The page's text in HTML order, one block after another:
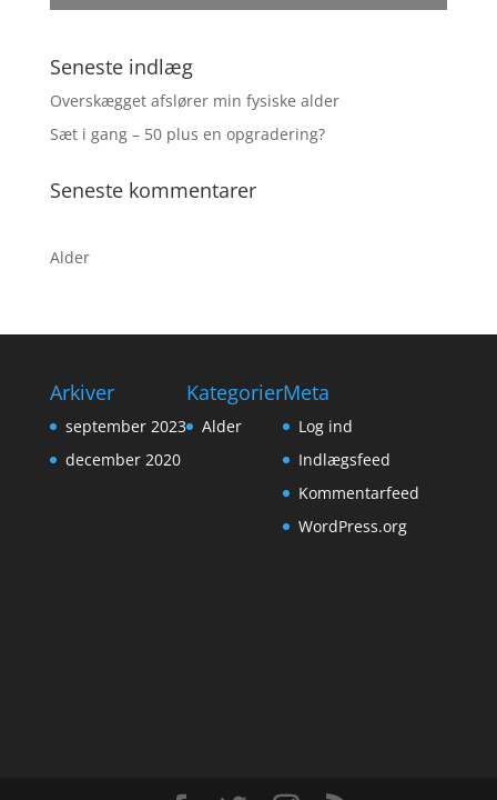
Seneste indlæg
Overskægget afslører min fysiske alder
Sæt i gang – 50 plus en opgradering?
Seneste kommentarer
Alder
Arkiver
september 2023
december 2020
Kategorier
Alder
Meta
Log ind
Indlægsfeed
Kommentarfeed
WordPress.org